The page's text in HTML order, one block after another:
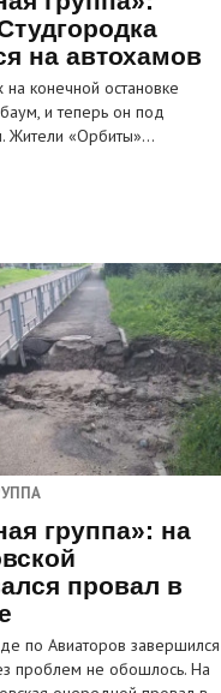
на автохамов
конечной остановке
и теперь он под
Жители «Орбиты»…
группа»: на
провал в
по Авиаторов завершился
проблем не обошлось. На